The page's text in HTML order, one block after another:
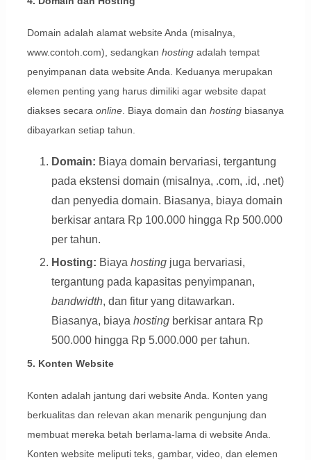
Domain adalah alamat website Anda (misalnya,
www.contoh.com), sedangkan hostingadalah tempat
penyimpanan data website Anda. Keduanya merupakan
elemen penting yang harus dimiliki agar website dapat
diakses secara online. Biaya domain dan hostingbiasanya
dibayarkan setiap tahun.
Domain: Biaya domain bervariasi, tergantung
pada ekstensi domain (misalnya, .com, .id, .net)
dan penyedia domain. Biasanya, biaya domain
berkisar antara Rp 100.000 hingga Rp 500.000
per tahun.
Hosting: Biaya hostingjuga bervariasi,
tergantung pada kapasitas penyimpanan,
bandwidth, dan fitur yang ditawarkan.
Biasanya, biaya hostingberkisar antara Rp
500.000 hingga Rp 5.000.000 per tahun.
5. Konten Website
Konten adalah jantung dari website Anda. Konten yang
berkualitas dan relevan akan menarik pengunjung dan
membuat mereka betah berlama-lama di website Anda.
Konten website meliputi teks, gambar, video, dan elemen